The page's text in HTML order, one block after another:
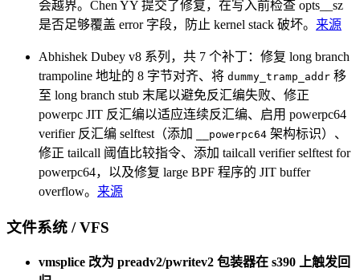
会越界。Chen YY 提交了修复，在写入前检查 opts__sz
是否足够覆盖 error 字段，防止 kernel stack 破坏。 来源
Abhishek Dubey v8 系列，共 7 个补丁：修复 long branch
trampoline 地址的 8 字节对齐、将 dummy_tramp_addr 移
至 long branch stub 末尾以避免反汇编失败、修正
powerpc JIT 反汇编以适应连续反汇编、启用 powerpc64
verifier 反汇编 selftest（添加
__powerpc64 架构标识）、
修正 tailcall 阈值比较指令、添加 tailcall verifier selftest for
powerpc64，以及修复 large BPF 程序的 JIT buffer
overflow。 来源
文件系统 / VFS
vmsplice 改为 preadv2/pwritev2 包装器在 s390 上触发回